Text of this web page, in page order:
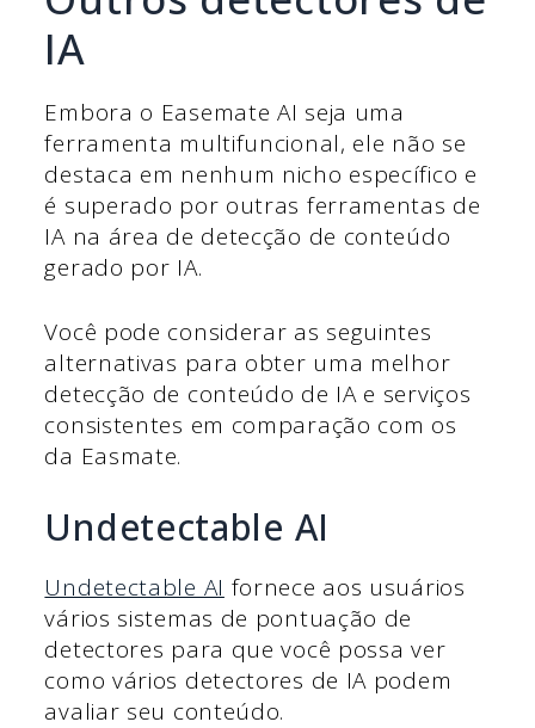
IA
Embora o Easemate AI seja uma
ferramenta multifuncional, ele não se
destaca em nenhum nicho específico e
é superado por outras ferramentas de
IA na área de detecção de conteúdo
gerado por IA.
Você pode considerar as seguintes
alternativas para obter uma melhor
detecção de conteúdo de IA e serviços
consistentes em comparação com os
da Easmate.
Undetectable AI
Undetectable AI fornece aos usuários
vários sistemas de pontuação de
detectores para que você possa ver
como vários detectores de IA podem
avaliar seu conteúdo.